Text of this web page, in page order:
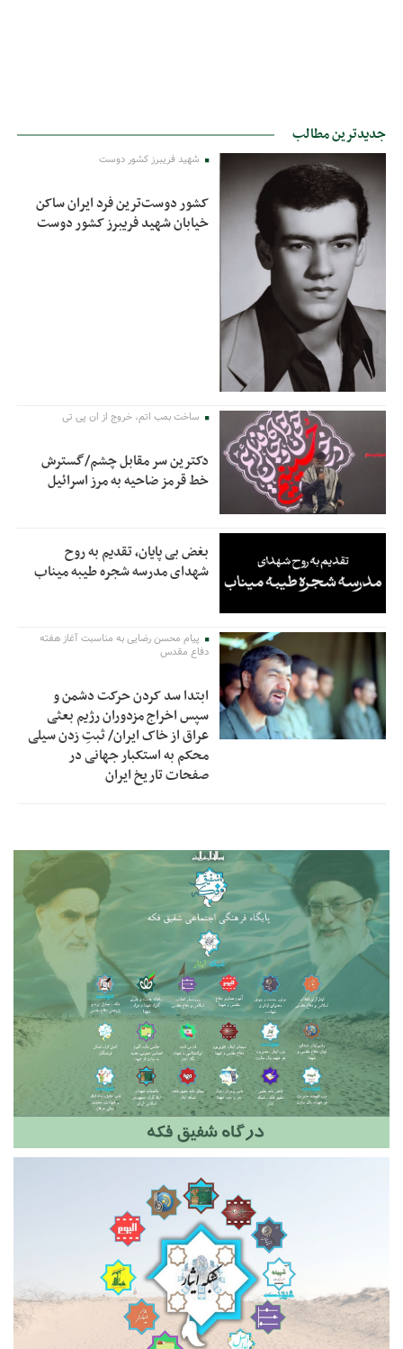
جدیدترین مطالب
شهید فریبرز کشور دوست
کشور دوست‌ترین فرد ایران ساکن
خیابان شهید فریبرز کشور دوست
ساخت بمب اتم، خروج از ان پی تی
دکترین سر مقابل چشم/گسترش
خط قرمز ضاحیه به مرز اسرائیل
بغض بی پایان، تقدیم به روح
شهدای مدرسه شجره طیبه میناب
پیام محسن رضایی به مناسبت آغاز هفته
دفاع مقدس
ابتدا سد کردن حرکت دشمن و
سپس اخراج مزدوران رژیم بعثی
عراق از خاک ایران/ ثبتِ زدن سیلی
محکم به استکبار جهانی در
صفحات تاریخ ایران